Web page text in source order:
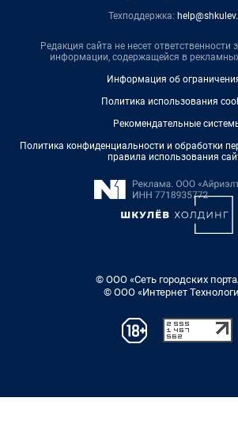
Техподдержка:
Редакция сайта не несет ответственности
информации, содержащейся в
Информация об
Политика использования
Рекомендательные
Политика конфиденциальности и обработки
правила использования
© ООО «Сеть городских
© ООО «Интернет